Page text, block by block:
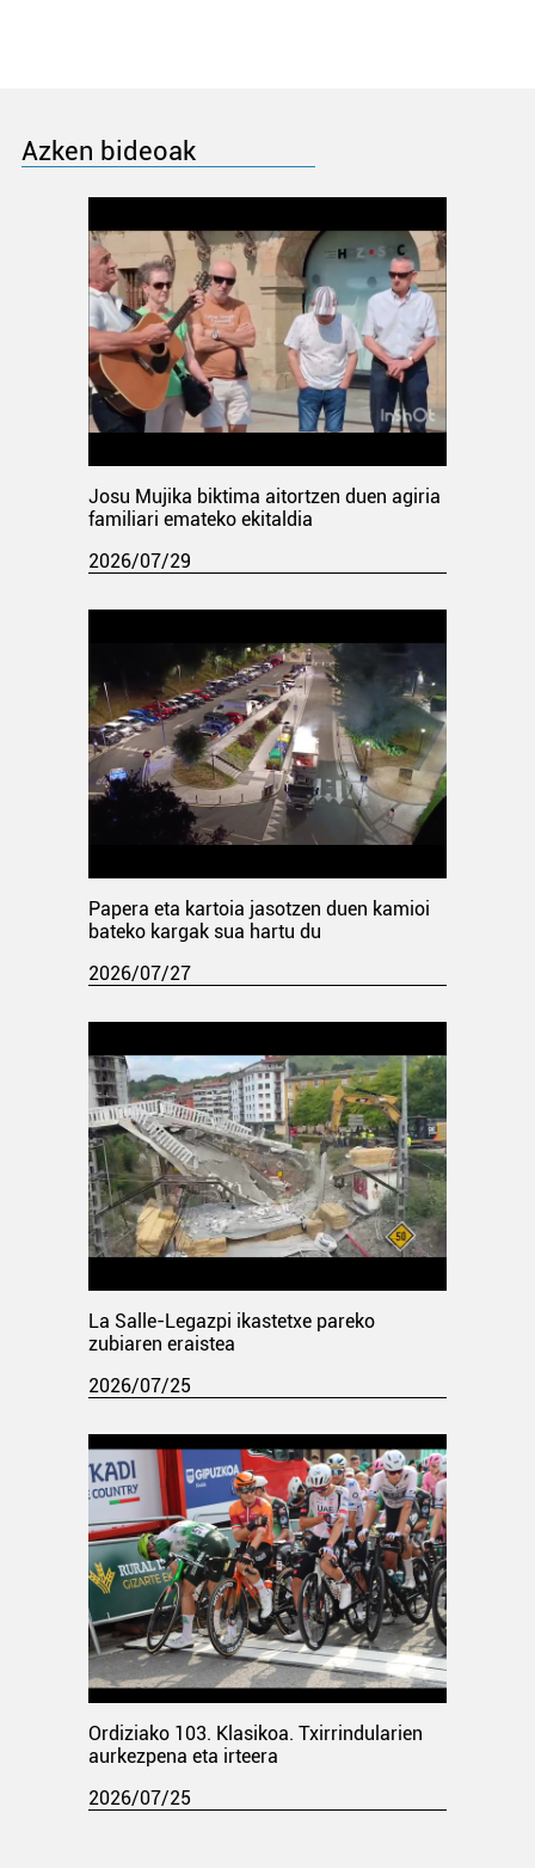
Azken bideoak
Josu Mujika biktima aitortzen duen agiria
familiari emateko ekitaldia
2026/07/29
Papera eta kartoia jasotzen duen kamioi
bateko kargak sua hartu du
2026/07/27
La Salle-Legazpi ikastetxe pareko
zubiaren eraistea
2026/07/25
Ordiziako 103. Klasikoa. Txirrindularien
aurkezpena eta irteera
2026/07/25